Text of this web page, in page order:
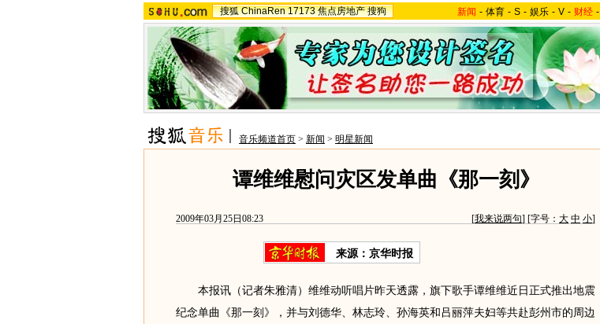
搜狐 ChinaRen 17173 焦点房地产 搜狗 新闻 - 体育 - S - 娱乐 - V - 财经 -
音乐频道首页 > 新闻 > 明星新闻
谭维维慰问灾区发单曲《那一刻》
2009年03月25日08:23 [我来说两句] [字号： 大 中 小]
来源：京华时报
本报讯（记者朱雅清）维维动听唱片昨天透露，旗下歌手谭维维近日正式推出地震
纪念单曲《那一刻》，并与刘德华、林志玲、孙海英和吕丽萍夫妇等共赴彭州市的周边